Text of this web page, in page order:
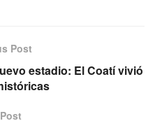
Post
estadio: El Coatí vivió